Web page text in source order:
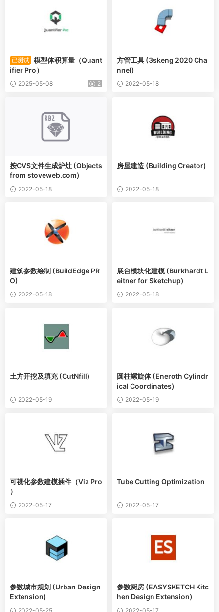
已测试 模型体积算量（Quant
ifier Pro）
2025-05-08 2
方管工具 (3skeng 2020 Cha
nnel)
2022-05-18
按CVS文件生成炉灶 (Objects
from stoveweb.com)
2022-05-18
房屋建造 (Building Creator)
2022-05-18
建筑参数绘制 (BuildEdge PR
O)
2022-05-18
展台模块化建模 (Burkhardt L
eitner for Sketchup)
2022-05-18
土方开挖及填充 (CutNfill)
2022-05-19
圆柱螺旋体 (Eneroth Cylindr
ical Coordinates)
2022-05-19
可视化参数建模插件（Viz Pro
）
2022-05-17
Tube Cutting Optimization
2022-05-17
参数城市规划 (Urban Design
Extension)
2022-05-25
参数厨房 (EASYSKETCH Kitc
hen Design Extension)
2022-05-17